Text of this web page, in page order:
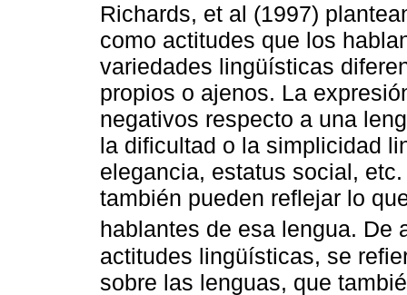
Richards, et al (1997)
como actitudes que los
variedades lingüísticas
propios o ajenos. La
negativos respecto a una
la dificultad o la simplicidad
elegancia, estatus social,
también pueden reflejar lo
hablantes de esa lengua. De
actitudes lingüísticas, se
sobre las lenguas, que